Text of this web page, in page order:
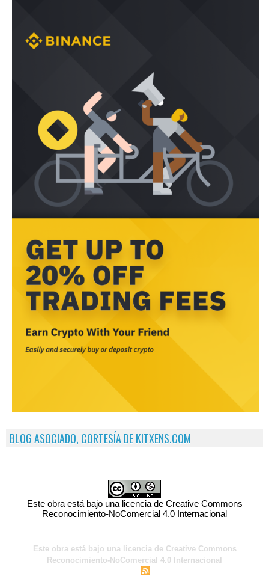
BLOG ASOCIADO, CORTESÍA DE KITXENS.COM
Este obra está bajo una licencia de Creative Commons
Reconocimiento-NoComercial 4.0 Internacional
Este obra está bajo una licencia de Creative Commons
Reconocimiento-NoComercial 4.0 Internacional